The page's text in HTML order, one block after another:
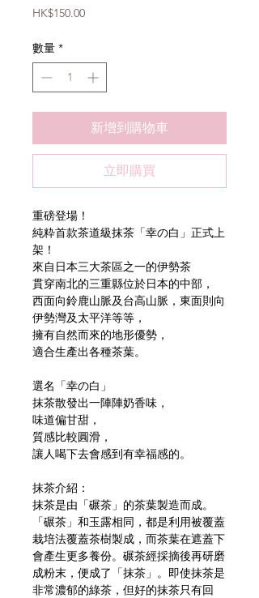
HK$150.00價
數量 *
新增到購物車
立即購買
重磅登場！
純粋首款茶道級抹茶「幸の白」正式上
架！
來自日本三大茶區之一的伊勢茶
貫穿南北的三重縣位於日本的中部，
西面向鈴鹿山脈及台高山脈，東面則向
伊勢灣及太平洋等等，
擁有自然而來的地形優勢，
適合生產出各種茶葉。
選名「幸の白」
抹茶散發出一陣陣奶香味，
味道偏甘甜，
質感比較圓滑，
讓人喝下去會感到有幸福感的。
抹茶介紹：
抹茶是由「碾茶」的茶葉製造而成。
「碾茶」和玉露相同，都是利用被覆蓋
栽培法覆蓋茶樹製成，而茶葉在遮蓋下
會產生更多養份。碾茶經採摘後再研磨
成粉末，便成了「抹茶」。即使抹茶是
非常濃郁的綠茶，但好的抹茶只有回